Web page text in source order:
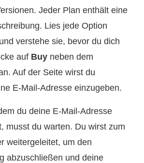
Jeder Plan enthält eine
Lies jede Option
verstehe sie, bevor du dich
auf Buy neben dem
Auf der Seite wirst du
E‑Mail‑Adresse einzugeben.
du deine E‑Mail‑Adresse
musst du warten. Du wirst zum
weitergeleitet, um den
abzuschließen und deine